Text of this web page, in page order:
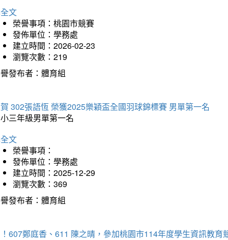
文
榮譽事項：桃園市競賽
發佈單位：學務處
建立時間：2026-02-23
瀏覽次數：219
發布者：體育組
302張語恆 榮獲2025樂穎盃全國羽球錦標賽 男單第一名
三年級男單第一名
文
榮譽事項：
發佈單位：學務處
建立時間：2025-12-29
瀏覽次數：369
發布者：體育組
607鄭庭香、611 陳之晴，參加桃園市114年度學生資訊教育